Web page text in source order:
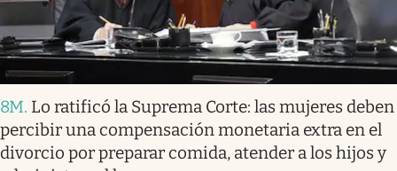
8M. Lo ratificó la Suprema Corte: las mujeres deben
percibir una compensación monetaria extra en el
divorcio por preparar comida, atender a los hijos y